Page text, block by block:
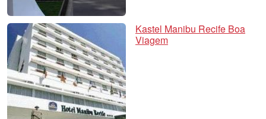
Kastel Manibu Recife Boa
Viagem